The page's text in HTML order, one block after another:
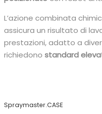
L’azione combinata
assicura un risultato di
prestazioni, adatto a
richiedono standard
Spraymaster.CASE